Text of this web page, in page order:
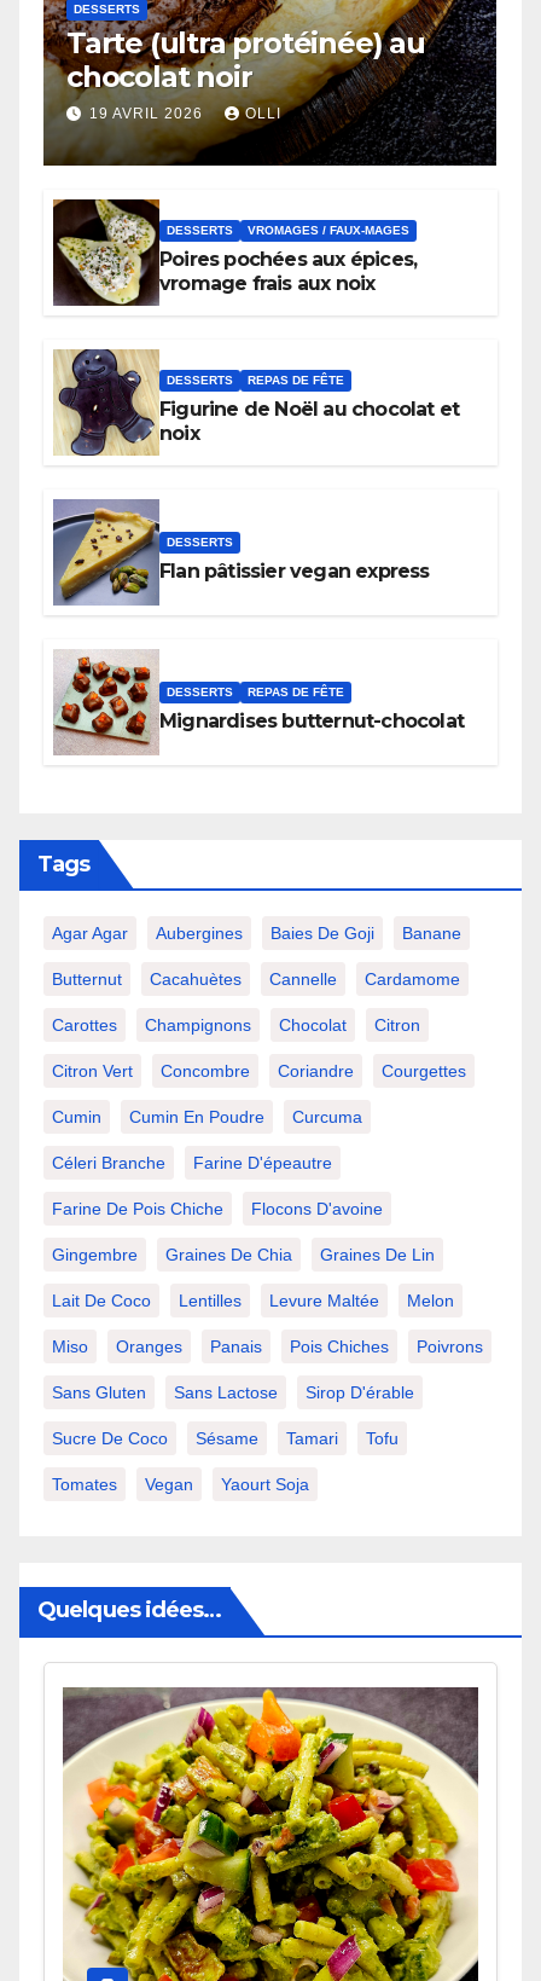
DESSERTS
Tarte (ultra protéinée) au
chocolat noir
19 AVRIL 2026 OLLI
DESSERTS VROMAGES / FAUX-MAGES
Poires pochées aux épices,
vromage frais aux noix
DESSERTS REPAS DE FÊTE
Figurine de Noël au chocolat et
noix
DESSERTS
Flan pâtissier vegan express
DESSERTS REPAS DE FÊTE
Mignardises butternut-chocolat
Tags
Agar Agar Aubergines Baies De Goji Banane
Butternut Cacahuètes Cannelle Cardamome
Carottes Champignons Chocolat Citron
Citron Vert Concombre Coriandre Courgettes
Cumin Cumin En Poudre Curcuma
Céleri Branche Farine D'épeautre
Farine De Pois Chiche Flocons D'avoine
Gingembre Graines De Chia Graines De Lin
Lait De Coco Lentilles Levure Maltée Melon
Miso Oranges Panais Pois Chiches Poivrons
Sans Gluten Sans Lactose Sirop D'érable
Sucre De Coco Sésame Tamari Tofu
Tomates Vegan Yaourt Soja
Quelques idées…